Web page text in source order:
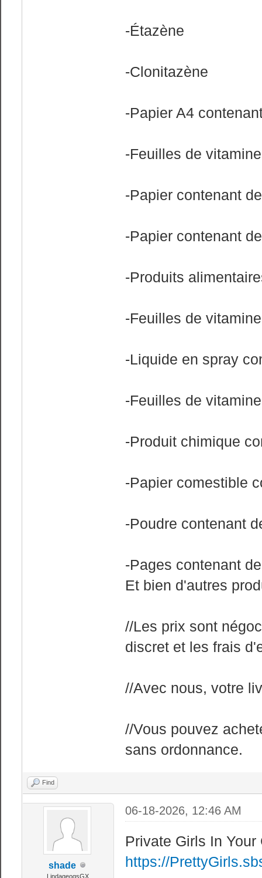
-Étazène
-Clonitazène
-Papier A4
-Feuilles de
-Papier contenant
-Papier contenant
-Produits
-Feuilles de
-Liquide en spray
-Feuilles de
-Produit chimique
-Papier comestible
-Poudre contenant
-Pages contenant
Et bien d'autres
//Les prix sont
discret et les frais
//Avec nous, votre
//Vous pouvez
sans ordonnance.
Find
shade
LindageogsGX
06-18-2026, 12:46 AM
Private Girls In
https://